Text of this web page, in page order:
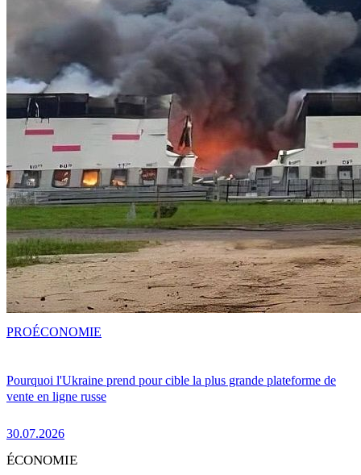
Pourquoi l'Ukraine prend pour cible la plus grande plateforme de
vente en ligne russe
30.07.2026
PROÉCONOMIE
ÉCONOMIE